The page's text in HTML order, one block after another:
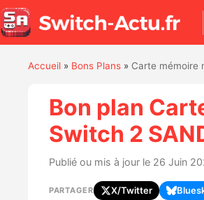
Accueil» Bons Plans» Carte mémoire
Bon plan
Switch 2
Publié ou mis à jour le 26 Juin
PARTAGER X/Twitter